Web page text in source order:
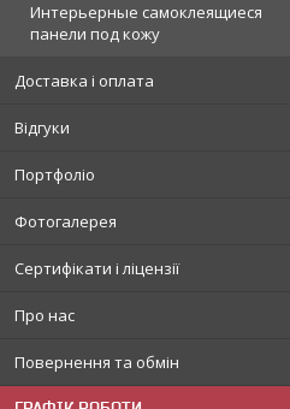
Интерьерные самоклеящиеся
панели под кожу
Доставка і оплата
Відгуки
Портфоліо
Фотогалерея
Сертифікати і ліцензії
Про нас
Повернення та обмін